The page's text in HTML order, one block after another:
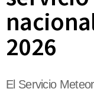
2026
El Servicio